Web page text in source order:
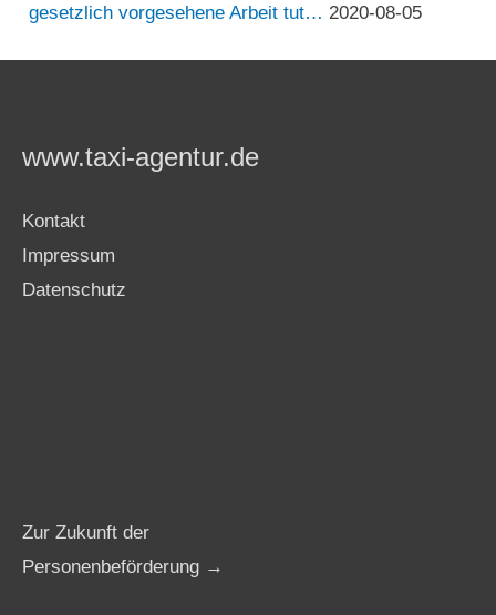
gesetzlich vorgesehene Arbeit tut… 2020-08-05
www.taxi-agentur.de
Kontakt
Impressum
Datenschutz
Zur Zukunft der
Personenbeförderung →